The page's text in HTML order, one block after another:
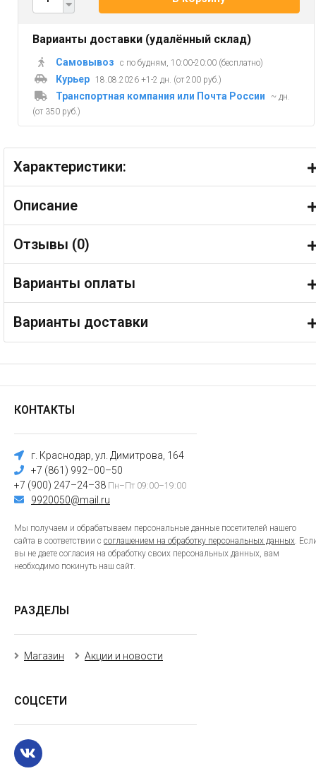
Варианты доставки (удалённый склад)
Самовывоз с по будням, 10:00-20:00 (бесплатно)
Курьер 18.08.2026 +1-2 дн. (от 200 руб.)
Транспортная компания или Почта России
~ дн.
(от 350 руб.)
Характеристики:
Описание
Отзывы (0)
Варианты оплаты
Варианты доставки
КОНТАКТЫ
г. Краснодар, ул. Димитрова, 164
+7 (861) 992–00–50
+7 (900) 247–24–38 Пн–Пт 09:00–19:00
9920050@mail.ru
Мы получаем и обрабатываем персональные данные посетителей нашего
сайта в соответствии с соглашением на обработку персональных данных.
вы не даете согласия на обработку своих персональных данных, вам
необходимо покинуть наш сайт.
РАЗДЕЛЫ
Магазин Акции и новости
СОЦСЕТИ